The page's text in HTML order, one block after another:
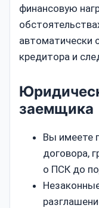
финансовую
автоматически
кредитора и
заемщика
Вы имеете
договора,
о ПСК до